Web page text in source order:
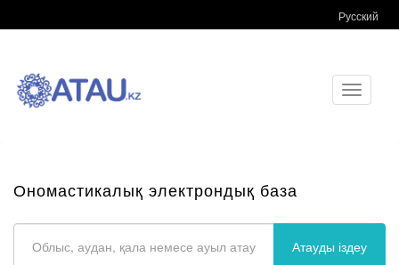
Русский
Toggle
Ономастикалық электрондық база
Атауды іздеу